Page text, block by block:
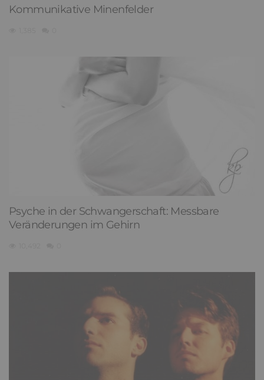
Kommunikative Minenfelder
Psyche in der Schwangerschaft: Messbare
Veränderungen im Gehirn